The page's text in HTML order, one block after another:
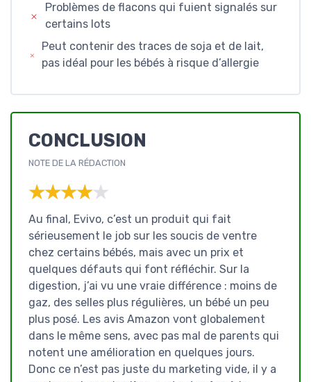
Problèmes de flacons qui fuient signalés sur
certains lots
Peut contenir des traces de soja et de lait,
pas idéal pour les bébés à risque d’allergie
CONCLUSION
NOTE DE LA RÉDACTION
★★★★★
★★★★★
Au final, Evivo, c’est un produit qui fait
sérieusement le job sur les soucis de ventre
chez certains bébés, mais avec un prix et
quelques défauts qui font réfléchir. Sur la
digestion, j’ai vu une vraie différence : moins de
gaz, des selles plus régulières, un bébé un peu
plus posé. Les avis Amazon vont globalement
dans le même sens, avec pas mal de parents qui
notent une amélioration en quelques jours.
Donc ce n’est pas juste du marketing vide, il y a